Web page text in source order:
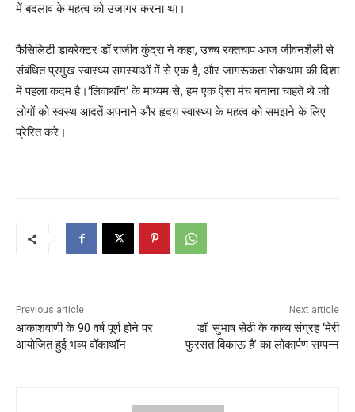
में बदलाव के महत्व को उजागर करना था।
फैसिलिटी डायरेक्टर डॉ राजीव कुंद्रा ने कहा, उच्च रक्तचाप आज जीवनशैली से
संबंधित प्रमुख स्वास्थ्य समस्याओं में से एक है, और जागरूकता रोकथाम की दिशा
में पहला कदम है।‘लिवाथॉन’ के माध्यम से, हम एक ऐसा मंच बनाना चाहते थे जो
लोगों को स्वस्थ आदतें अपनाने और हृदय स्वास्थ्य के महत्व को समझने के लिए
प्रेरित करे।
Previous article
आकाशवाणी के 90 वर्ष पूर्ण होने पर
आयोजित हुई भव्य वॉकाथॉन
Next article
डॉ. सुभाष सेठी के काव्य संग्रह ‘मेरी
फुरसत बिकाऊ है’ का लोकार्पण सम्पन्न